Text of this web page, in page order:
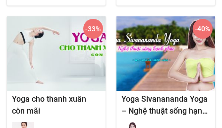
Yoga cho thanh xuân
còn mãi
-33%
Yoga Sivanananda Yoga
– Nghệ thuật sống hạnh
phúc
-40%